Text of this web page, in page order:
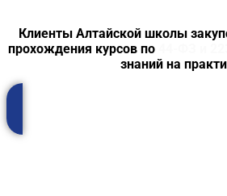
Заказать звонок
Клиенты Алтайской школы
прохождения курсов по
знаний на